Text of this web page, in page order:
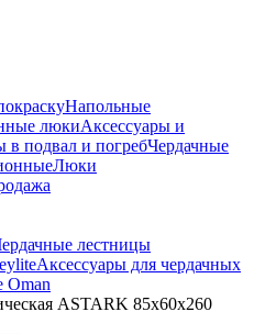
Напольные
люкиАксессуары и
в подвал и погребЧердачные
Люки
лестницы
Аксессуары для чердачных
Oman
ASTARK 85x60x260